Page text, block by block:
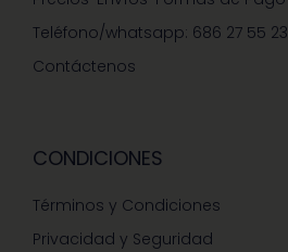
Teléfono/whatsapp: 686 27 55 23
Contáctenos
CONDICIONES
Términos y Condiciones
Privacidad y Seguridad